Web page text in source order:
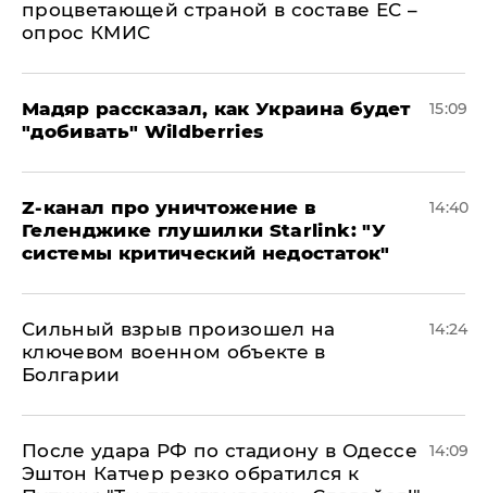
процветающей страной в составе ЕС –
опрос КМИС
Мадяр рассказал, как Украина будет
"добивать" Wildberries
15:09
Z-канал про уничтожение в
Геленджике глушилки Starlink: "У
системы критический недостаток"
14:40
Сильный взрыв произошел на
ключевом военном объекте в
Болгарии
14:24
После удара РФ по стадиону в Одессе
Эштон Катчер резко обратился к
14:09